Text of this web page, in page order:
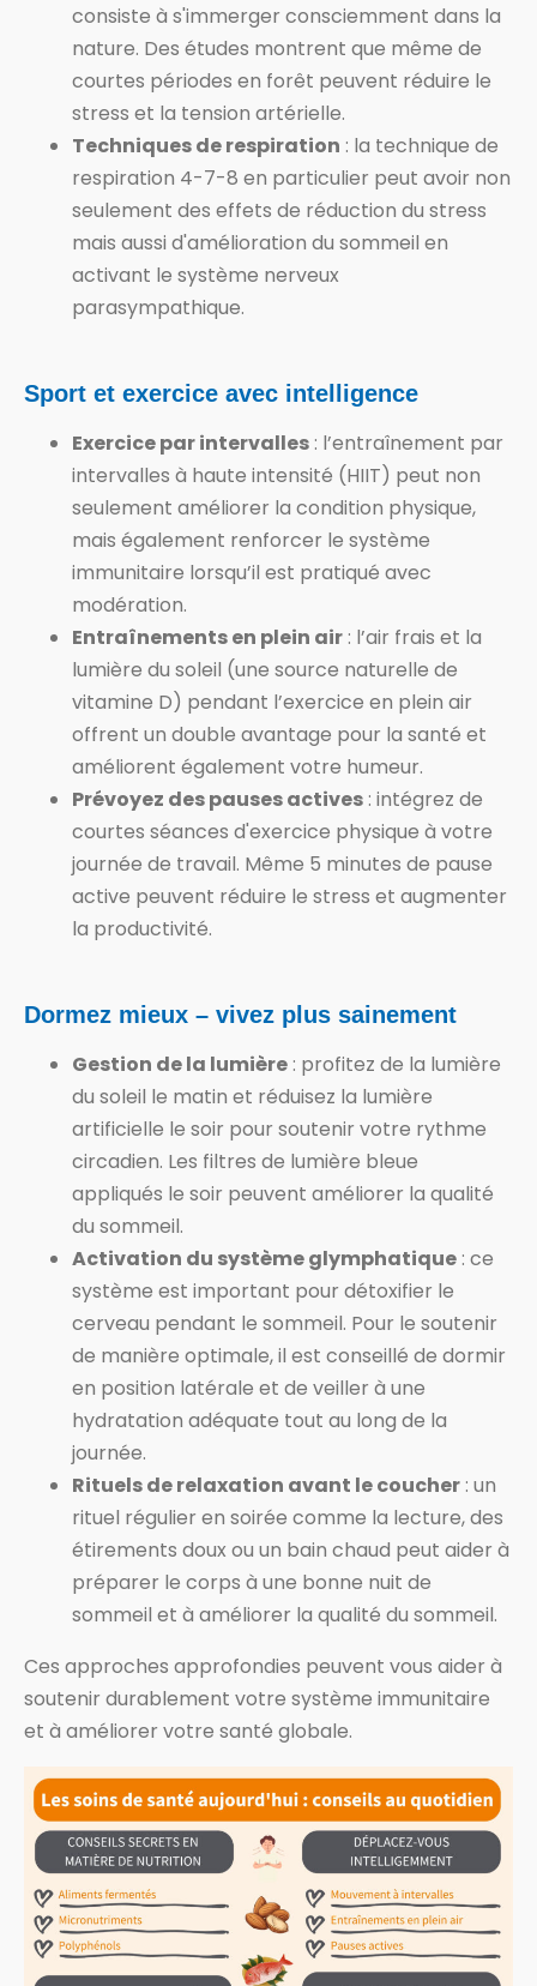
consiste à s'immerger consciemment dans la
nature. Des études montrent que même de
courtes périodes en forêt peuvent réduire le
stress et la tension artérielle.
Techniques de respiration : la technique de
respiration 4-7-8 en particulier peut avoir non
seulement des effets de réduction du stress
mais aussi d'amélioration du sommeil en
activant le système nerveux
parasympathique.
Sport et exercice avec intelligence
Exercice par intervalles : l’entraînement par
intervalles à haute intensité (HIIT) peut non
seulement améliorer la condition physique,
mais également renforcer le système
immunitaire lorsqu’il est pratiqué avec
modération.
Entraînements en plein air : l’air frais et la
lumière du soleil (une source naturelle de
vitamine D) pendant l’exercice en plein air
offrent un double avantage pour la santé et
améliorent également votre humeur.
Prévoyez des pauses actives : intégrez de
courtes séances d'exercice physique à votre
journée de travail. Même 5 minutes de pause
active peuvent réduire le stress et augmenter
la productivité.
Dormez mieux – vivez plus sainement
Gestion de la lumière : profitez de la lumière
du soleil le matin et réduisez la lumière
artificielle le soir pour soutenir votre rythme
circadien. Les filtres de lumière bleue
appliqués le soir peuvent améliorer la qualité
du sommeil.
Activation du système glymphatique : ce
système est important pour détoxifier le
cerveau pendant le sommeil. Pour le soutenir
de manière optimale, il est conseillé de dormir
en position latérale et de veiller à une
hydratation adéquate tout au long de la
journée.
Rituels de relaxation avant le coucher : un
rituel régulier en soirée comme la lecture, des
étirements doux ou un bain chaud peut aider à
préparer le corps à une bonne nuit de
sommeil et à améliorer la qualité du sommeil.
Ces approches approfondies peuvent vous aider à
soutenir durablement votre système immunitaire
et à améliorer votre santé globale.